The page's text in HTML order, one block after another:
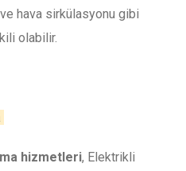
hava sirkülasyonu gibi
olabilir.
hizmetleri, Elektrikli